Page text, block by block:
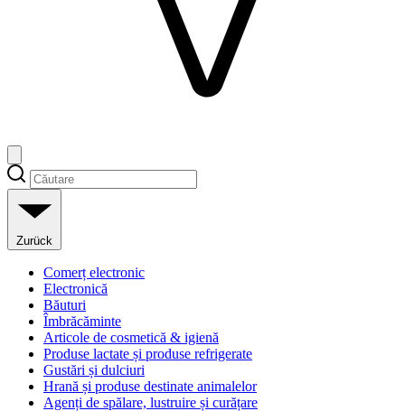
Zurück
Comerț electronic
Electronică
Băuturi
Îmbrăcăminte
Articole de cosmetică & igienă
Produse lactate și produse refrigerate
Gustări și dulciuri
Hrană și produse destinate animalelor
Agenți de spălare, lustruire și curățare